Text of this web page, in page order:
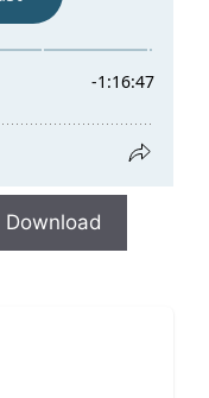
Download